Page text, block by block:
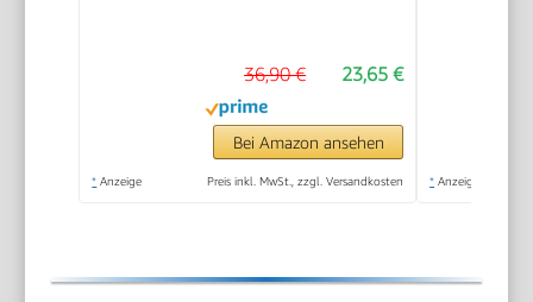
in 90 Sekunden |
automatische
Abschaltung | Korb
zum einfachen
23,65 €
36,90 €
Bei Amazon ansehen
* Anzeige Preis inkl. MwSt., zzgl. Versandkosten * Anzeige